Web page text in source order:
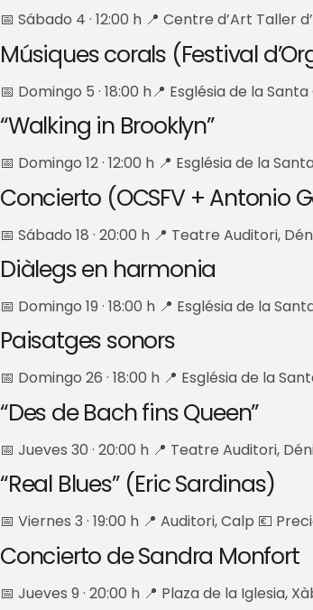
📅 Sábado 4 · 12:00 h 📍 Centre d’Art Taller
Músiques corals (Festival
📅 Domingo 5 · 18:00 h📍 Església de la
“Walking in Brooklyn”
📅 Domingo 12 · 12:00 h 📍 Església de la
Concierto (OCSFV + Antonio
📅 Sábado 18 · 20:00 h 📍 Teatre Auditori,
Diàlegs en harmonia
📅 Domingo 19 · 18:00 h 📍 Església de la
Paisatges sonors
📅 Domingo 26 · 18:00 h 📍 Església de la
“Des de Bach fins Queen”
📅 Jueves 30 · 20:00 h 📍 Teatre Auditori,
“Real Blues” (Eric Sardinas)
📅 Viernes 3 · 19:00 h 📍 Auditori, Calp 💶
Concierto de Sandra Monfort
📅 Jueves 9 · 20:00 h 📍 Plaza de la Iglesia,